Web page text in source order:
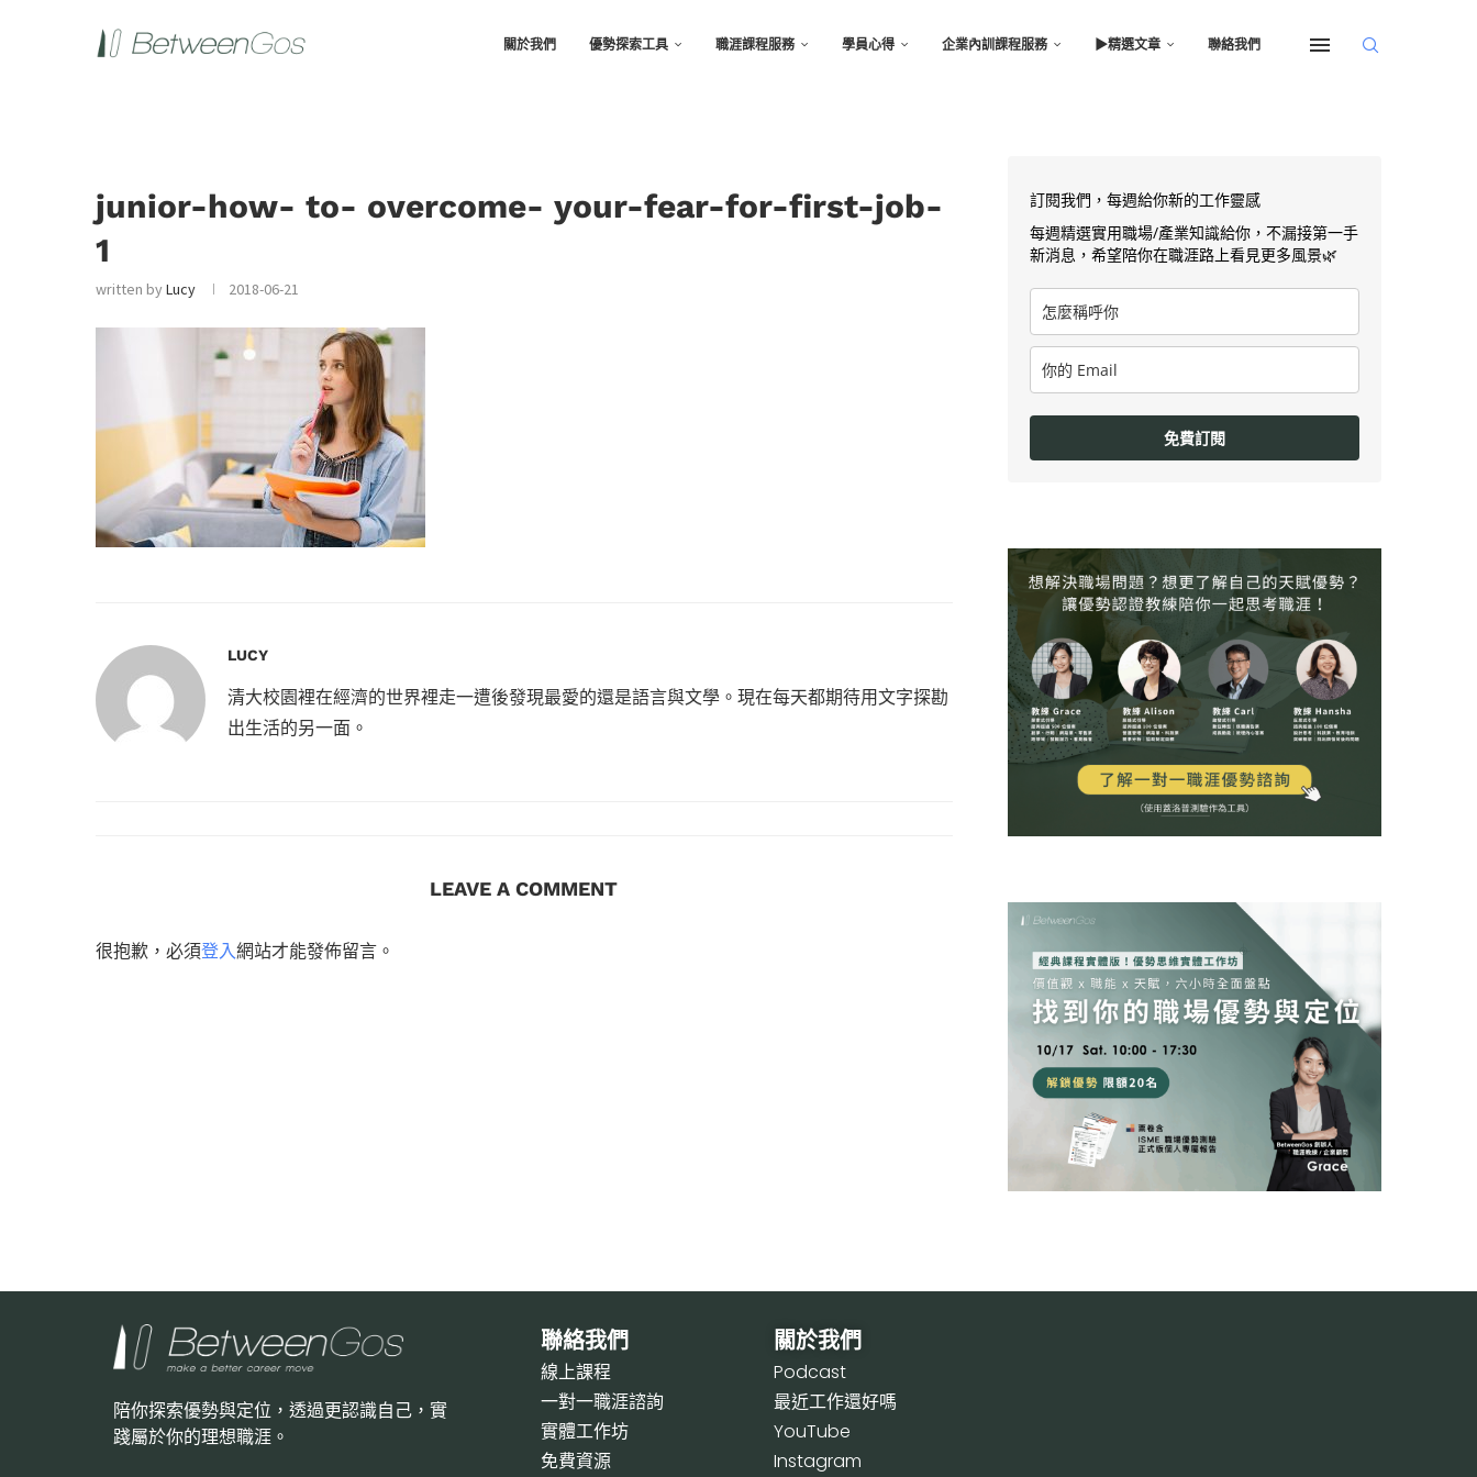
關於我們 優勢探索工具 職涯課程服務 學員心得 企業內訓課程服務 ▶︎精選文章 聯絡我們
junior-how- to- overcome- your-fear-for-first-job-
1
written byLucy 2018-06-21
LUCY
清大校園裡在經濟的世界裡走一遭後發現最愛的還是語言與文學。現在每天都期待用文字探勘
出生活的另一面。
LEAVE A COMMENT
很抱歉，必須登入網站才能發佈留言。
訂閱我們，每週給你新的工作靈感
每週精選實用職場/產業知識給你，不漏接第一手
新消息，希望陪你在職涯路上看見更多風景🌿
免費訂閱
陪你探索優勢與定位，透過更認識自己，實
踐屬於你的理想職涯。
聯絡我們
線上課程
一對一職涯諮詢
實體工作坊
免費資源
關於我們
Podcast
最近工作還好嗎
YouTube
Instagram